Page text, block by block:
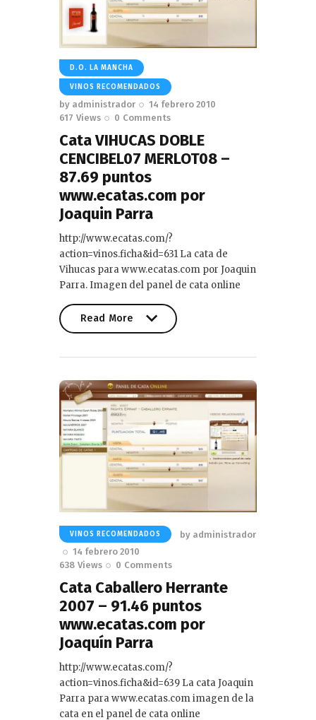
D.O. LA MANCHA
VINOS RECOMENDADOS
by administrador
14 febrero 2010
617 Views 0 Comments
Cata VIHUCAS DOBLE
CENCIBEL07 MERLOT08 –
87.69 puntos
www.ecatas.com por
Joaquin Parra
http://www.ecatas.com/?
action=vinos.ficha&id=631 La cata de
Vihucas para www.ecatas.com por Joaquin
Parra. Imagen del panel de cata online
Read More
VINOS RECOMENDADOS by administrador
14 febrero 2010
638 Views 0 Comments
Cata Caballero Herrante
2007 – 91.46 puntos
www.ecatas.com por
Joaquín Parra
http://www.ecatas.com/?
action=vinos.ficha&id=639 La cata Joaquin
Parra para www.ecatas.com imagen de la
cata en el panel de cata online